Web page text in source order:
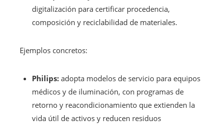
digitalización para certificar procedencia,
composición y reciclabilidad de materiales.
Ejemplos concretos:
Philips: adopta modelos de servicio para equipos
médicos y de iluminación, con programas de
retorno y reacondicionamiento que extienden la
vida útil de activos y reducen residuos